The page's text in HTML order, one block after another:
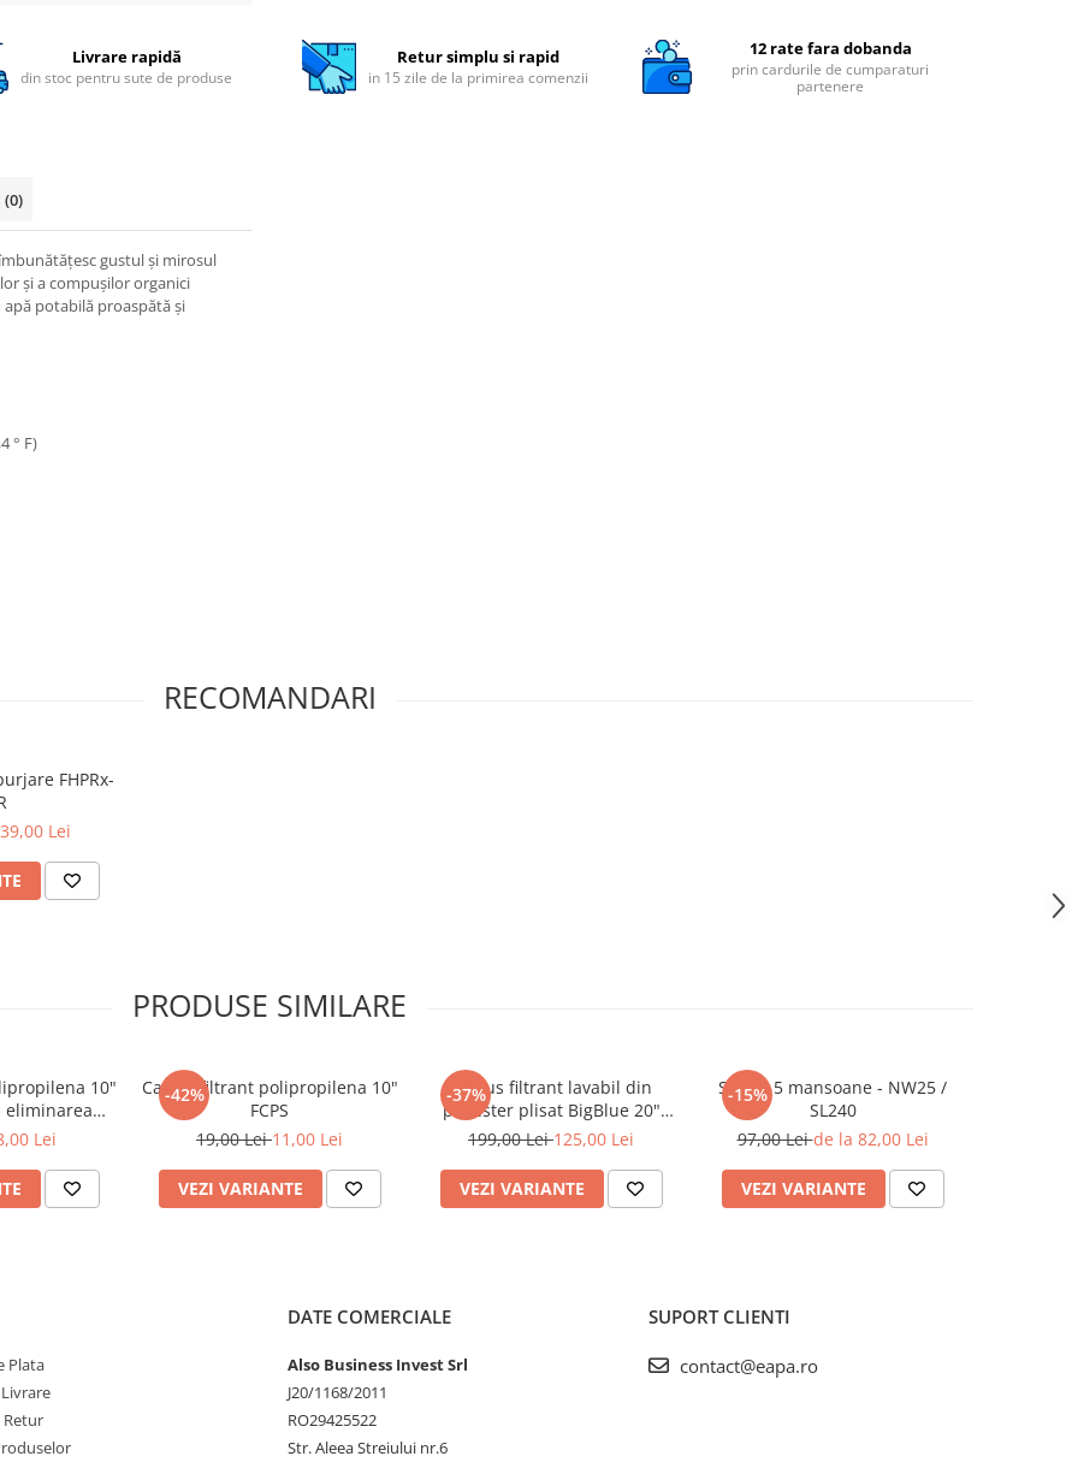
Livrare rapidă
din stoc pentru sute de produse
Retur simplu si rapid
in 15 zile de la primirea comenzii
12 rate fara dobanda
prin cardurile de cumparaturi
partenere
(0)
gustul și mirosul
și a compușilor organici
apă potabilă proaspătă și
° F)
RECOMANDARI
FHPRx-
Lei
PRODUSE SIMILARE
10"
eliminarea
Lei
-42%
Cartus filtrant polipropilena 10"
FCPS
19,00 Lei11,00 Lei
VEZI VARIANTE
-37%
Cartus filtrant lavabil din
poliester plisat BigBlue 20"
FCCELxM20B
199,00 Lei125,00 Lei
VEZI VARIANTE
-15%
Set de 5 mansoane - NW25 /
SL240
97,00 Leide la 82,00 Lei
VEZI VARIANTE
Plata
Retur
DATE COMERCIALE
Also Business Invest Srl
J20/1168/2011
RO29425522
Str. Aleea Streiului nr.6
SUPORT CLIENTI
contact@eapa.ro